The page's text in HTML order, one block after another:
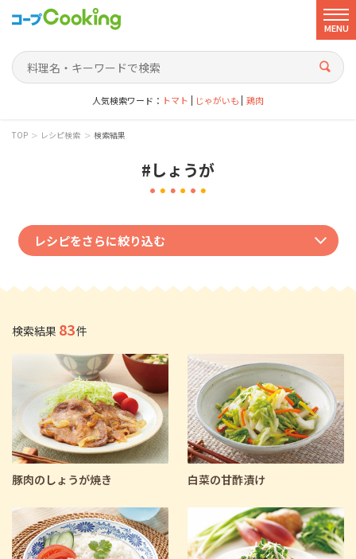
MENU
人気検索ワード： トマト じゃがいも 鶏肉
TOP > レシピ検索 > 検索結果
#しょうが
レシピをさらに絞り込む
料理区分で絞り込む
主食
主菜 副菜 デザート 汁物
さらに条件を指定して検索
検索結果 83件
豚肉のしょうが焼き 白菜の甘酢漬け